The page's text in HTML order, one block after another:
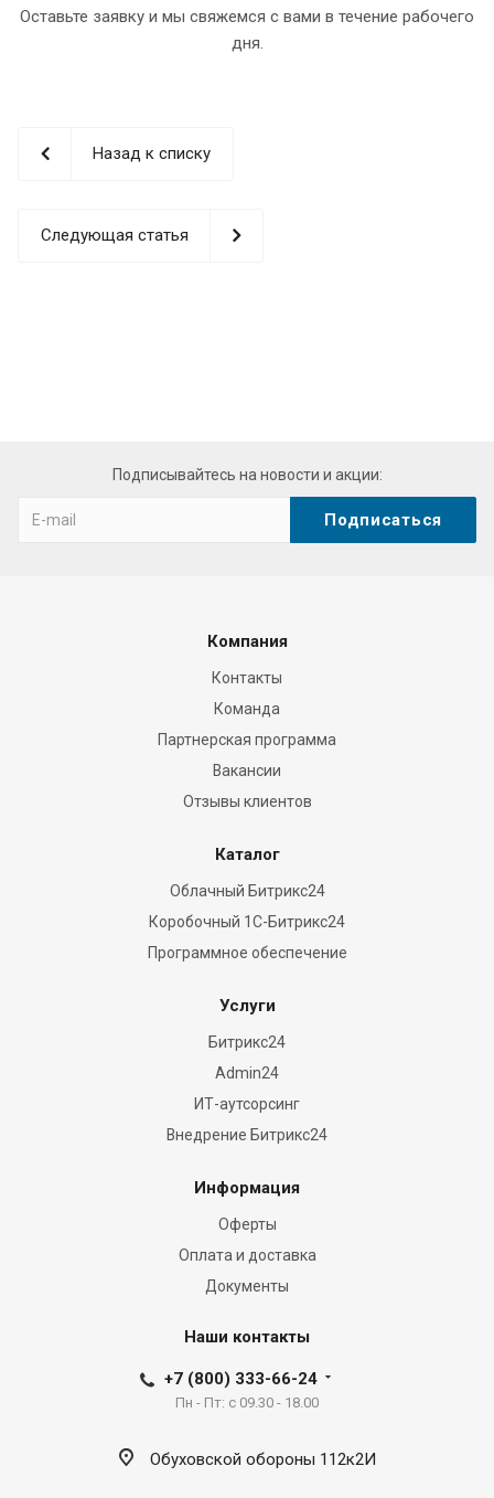
Оставьте заявку и мы свяжемся с вами в течение рабочего
дня.
Назад к списку
Следующая статья
Подписывайтесь на новости и акции:
Компания
Контакты
Команда
Партнерская программа
Вакансии
Отзывы клиентов
Каталог
Облачный Битрикс24
Коробочный 1С-Битрикс24
Программное обеспечение
Услуги
Битрикс24
Admin24
ИТ-аутсорсинг
Внедрение Битрикс24
Информация
Оферты
Оплата и доставка
Документы
Наши контакты
+7 (800) 333-66-24
Пн - Пт: с 09.30 - 18.00
Обуховской обороны 112к2И